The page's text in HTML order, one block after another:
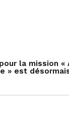
la mission
» est